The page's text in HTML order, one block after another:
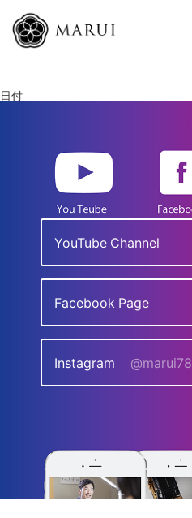
日付
YouTube Channel
Facebook Page
Instagram @marui78